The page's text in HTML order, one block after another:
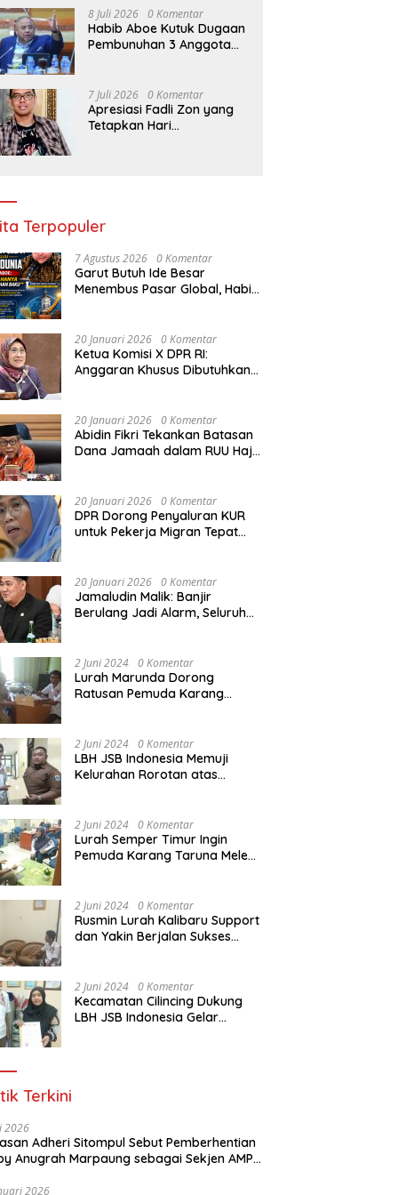
8 Juli 2026 0 Komentar
Habib Aboe Kutuk Dugaan
Pembunuhan 3 Anggota
7 Juli 2026 0 Komentar
Apresiasi Fadli Zon yang
Tetapkan Hari
Terpopuler
7 Agustus 2026 0 Komentar
Garut Butuh Ide Besar
Menembus Pasar Global, Habib
20 Januari 2026 0 Komentar
Ketua Komisi X DPR RI:
Anggaran Khusus Dibutuhkan
Akibat Bencana
20 Januari 2026 0 Komentar
Abidin Fikri Tekankan Batasan
Dana Jamaah dalam RUU Haji
20 Januari 2026 0 Komentar
DPR Dorong Penyaluran KUR
untuk Pekerja Migran Tepat
PMI
20 Januari 2026 0 Komentar
Jamaludin Malik: Banjir
Berulang Jadi Alarm, Seluruh
2 Juni 2024 0 Komentar
Lurah Marunda Dorong
Ratusan Pemuda Karang
Paralegal Gratis Yang
Diadakan LBH JSB Indonesia
2 Juni 2024 0 Komentar
LBH JSB Indonesia Memuji
Kelurahan Rorotan atas
150 orang Pemuda Karang
Taruna di Jakarta Utara
2 Juni 2024 0 Komentar
Lurah Semper Timur Ingin
Pemuda Karang Taruna Melek
Diadakan LBH JSB Indonesia
2 Juni 2024 0 Komentar
Rusmin Lurah Kalibaru Support
dan Yakin Berjalan Sukses
Taruna di Jakarta Utara
2 Juni 2024 0 Komentar
Kecamatan Cilincing Dukung
LBH JSB Indonesia Gelar
Terkini
2026
Adheri Sitompul Sebut Pemberhentian
Anugrah Marpaung sebagai Sekjen AMPI
2026